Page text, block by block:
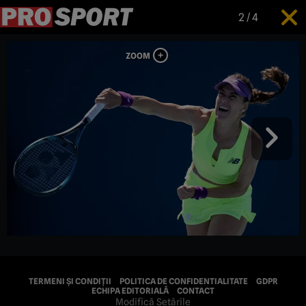
2 /4
TERMENI ȘI CONDIȚII POLITICA DE CONFIDENTIALITATE
GDPR
ECHIPA EDITORIALĂ
CONTACT
Modifică Setările